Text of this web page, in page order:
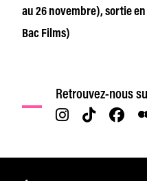
au 26 novembre), sortie
Bac Films)
Retrouvez-nous